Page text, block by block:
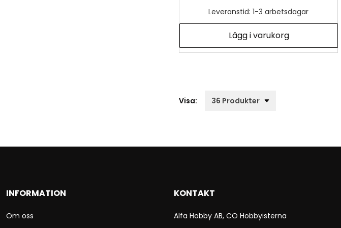
Leveranstid: 1-3 arbetsdagar
Lägg i varukorg
Visa:
INFORMATION
Om oss
KONTAKT
Alfa Hobby AB, CO Hobbyisterna